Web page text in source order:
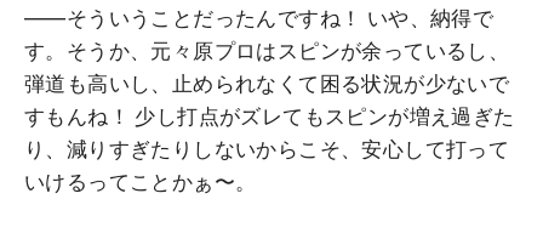
――そういうことだったんですね！ いや、納得で
す。そうか、元々原プロはスピンが余っているし、
弾道も高いし、止められなくて困る状況が少ないで
すもんね！ 少し打点がズレてもスピンが増え過ぎた
り、減りすぎたりしないからこそ、安心して打って
いけるってことかぁ〜。